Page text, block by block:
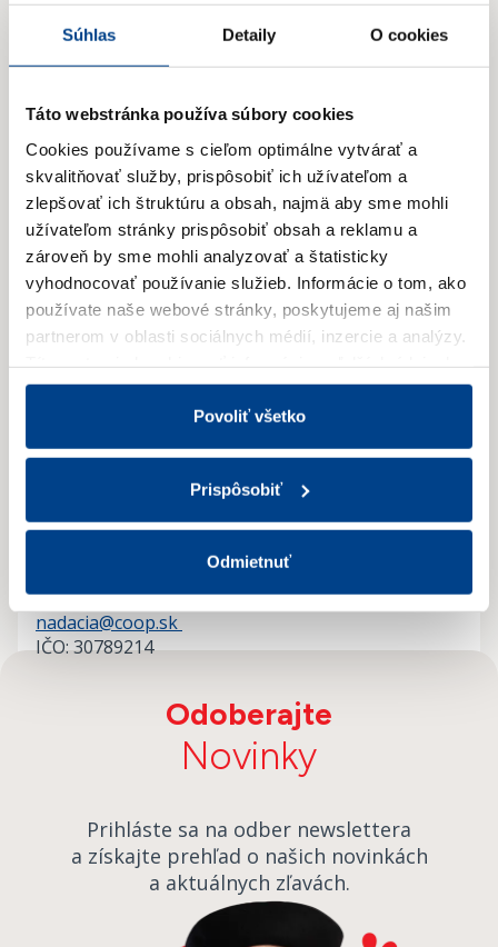
Súhlas Detaily O cookies
Táto webstránka používa súbory cookies
Cookies používame s cieľom optimálne vytvárať a
skvalitňovať služby, prispôsobiť ich užívateľom a
zlepšovať ich štruktúru a obsah, najmä aby sme mohli
užívateľom stránky prispôsobiť obsah a reklamu a
zároveň by sme mohli analyzovať a štatisticky
vyhodnocovať používanie služieb. Informácie o tom, ako
používate naše webové stránky, poskytujeme aj našim
partnerom v oblasti sociálnych médií, inzercie a analýzy.
ktoré vám poskytli alebo ktoré vás získali, keď ste
Viac informácií nájdete v Zásadách
spracúvania súborov cookies.
Povoliť všetko
Prispôsobiť
Odmietnuť
Vyhlásenie vytlačte a podpíšte:
Najneskôrdo 30. aprílazašlite alebo doručte
vášho bydliska.
Ak stefyzická alebo právnická osoba, vyhlásenie
je súčasťou daňového priznania.
Pri vypĺňanípoužite nasledujúce údaje príjemcu:
Obchodné meno (názov): Nadácia COOP Jednota
Adresa: Bajkalská 25, 827 18 Bratislava
IČO: 30789214
Právna forma: Nadácia
IBAN (číslo účtu):SK81 0200 0000 0027 6786 5359
Kontaktné údaje
Nadácia COOP Jednota
Bajkalská 25, 82718 Bratislava
Tel.:02/58 233 272
nadacia@coop.sk
IČO: 30789214
Odoberajte
Novinky
Prihláste sa na odber newslettera
a získajte prehľad o našich novinkách
a aktuálnych zľavách.